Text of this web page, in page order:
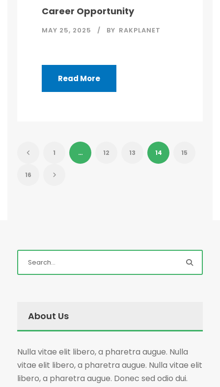
Career Opportunity
MAY 25, 2025 BY RAKPLANET
Read More
1 … 12 13 14 15
16
About Us
Nulla vitae elit libero, a pharetra augue. Nulla
vitae elit libero, a pharetra augue. Nulla vitae elit
libero, a pharetra augue. Donec sed odio dui.